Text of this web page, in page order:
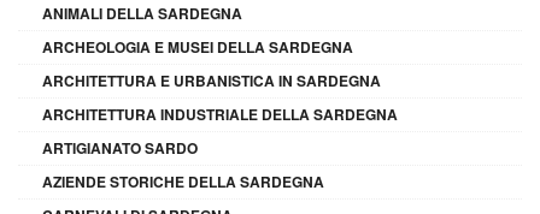
ANIMALI DELLA SARDEGNA
ARCHEOLOGIA E MUSEI DELLA SARDEGNA
ARCHITETTURA E URBANISTICA IN SARDEGNA
ARCHITETTURA INDUSTRIALE DELLA SARDEGNA
ARTIGIANATO SARDO
AZIENDE STORICHE DELLA SARDEGNA